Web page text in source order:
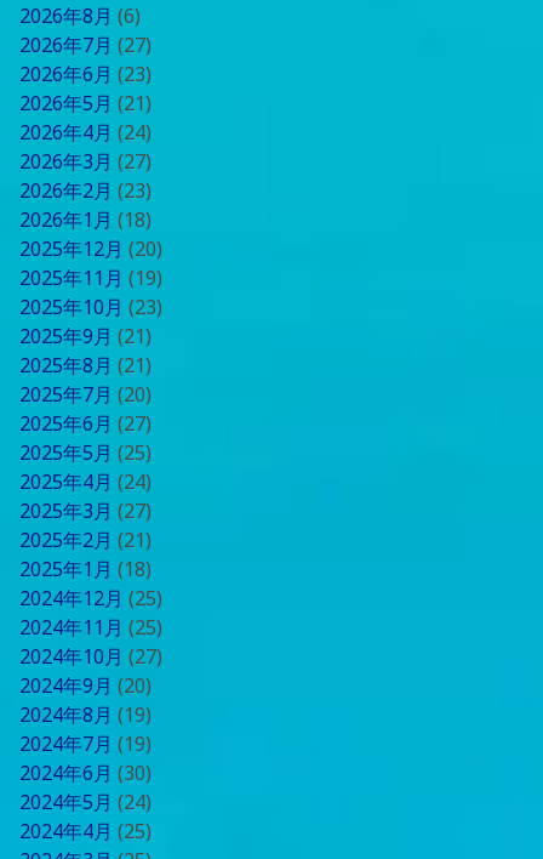
2026年8月 (6)
2026年7月 (27)
2026年6月 (23)
2026年5月 (21)
2026年4月 (24)
2026年3月 (27)
2026年2月 (23)
2026年1月 (18)
2025年12月 (20)
2025年11月 (19)
2025年10月 (23)
2025年9月 (21)
2025年8月 (21)
2025年7月 (20)
2025年6月 (27)
2025年5月 (25)
2025年4月 (24)
2025年3月 (27)
2025年2月 (21)
2025年1月 (18)
2024年12月 (25)
2024年11月 (25)
2024年10月 (27)
2024年9月 (20)
2024年8月 (19)
2024年7月 (19)
2024年6月 (30)
2024年5月 (24)
2024年4月 (25)